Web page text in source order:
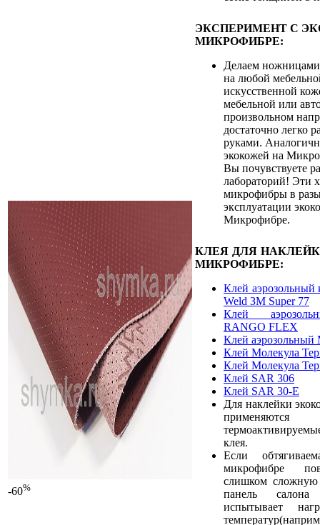
-60%
ЭКСПЕРИМЕНТ С
МИКРОФИБРЕ:
Делаем
на любой
искусственной
мебельной или
произвольном
достаточно легко
руками.
экокожей на
Вы почувствуете
лабораторий! Эти
микрофибры в
эксплуатации
Микрофибре.
КЛЕЯ ДЛЯ
МИКРОФИБРЕ:
Клей аэрозольный
Weld ЗМ Super 77
Клей
RANGO FLEX
Клей аэрозольный
Клей Молекула
Клей Молекула
Клей SAR 306
Клей SAR 30-E
Для наклейки
клея.
Если
микрофибре
слишком
панель
испытывает